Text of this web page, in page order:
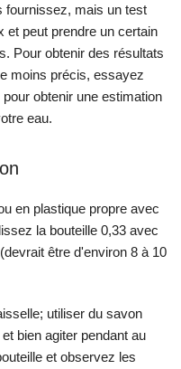
fournissez, mais un test
et peut prendre un certain
Pour obtenir des résultats
moins précis, essayez
obtenir une estimation
eau.
en plastique propre avec
la bouteille 0,33 avec
être d'environ 8 à 10
utiliser du savon
bien agiter pendant au
et observez les